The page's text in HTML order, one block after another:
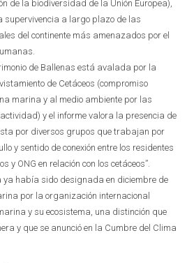
de la biodiversidad de la Unión Europea),
a largo plazo de las
del continente más amenazados por el
de Ballenas está avalada por la
de Cetáceos (compromiso
marina y al medio ambiente por las
y el informe valora la presencia de
por diversos grupos que trabajan por
y sentido de conexión entre los residentes
y ONG en relación con los cetáceos”.
ya había sido designada en diciembre de
por la organización internacional
y su ecosistema, una distinción que
y que se anunció en la Cumbre del Clima